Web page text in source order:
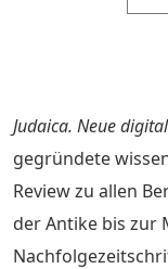
Judaica. Neue
gegründete
Review zu allen
der Antike bis zur